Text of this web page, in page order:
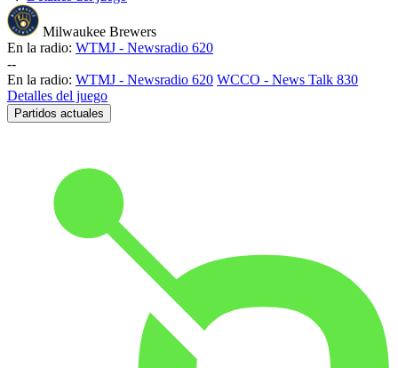
Milwaukee Brewers
En la radio: WTMJ - Newsradio 620
--
En la radio: WTMJ - Newsradio 620 WCCO - News Talk 830
Detalles del juego
Partidos actuales